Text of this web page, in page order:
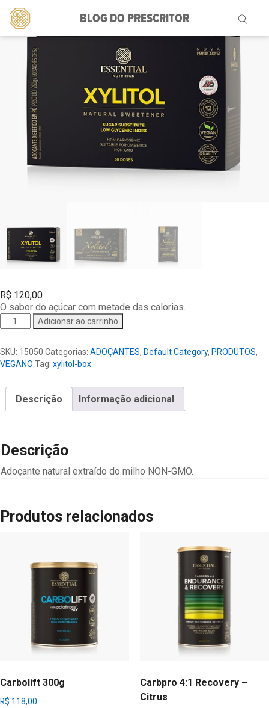
BLOG DO PRESCRITOR
Pesquisar
por:
R$ 120,00
O sabor do açúcar com metade das calorias.
Xylitol
Box
Adicionar ao carrinho
SKU: 15050 Categorias: ADOÇANTES, Default Category, PRODUTOS,
VEGANO Tag: xylitol-box
Descrição Informação adicional
Descrição
Adoçante natural extraído do milho NON-GMO.
Produtos relacionados
Carbolift 300g
R$ 118,00
Carbpro 4:1 Recovery –
Citrus